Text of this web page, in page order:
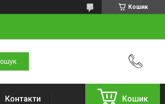
Кошик
Контакти Кошик